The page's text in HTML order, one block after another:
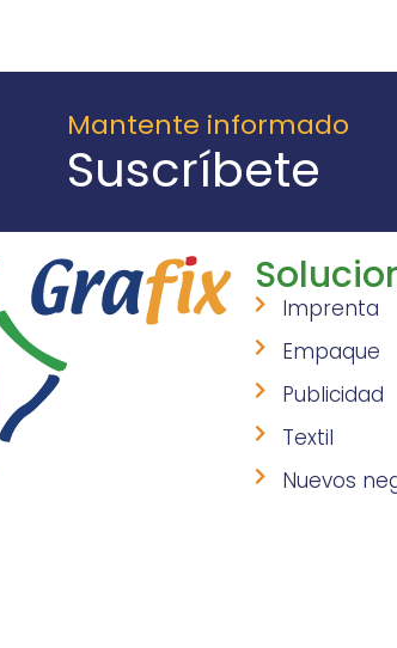
Mantente informado
Suscríbete
Imprenta
Empaque
Publicidad
Textil
Nuevos